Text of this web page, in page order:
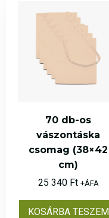
70 db-os
vászontáska
csomag (38×42
cm)
25 340 Ft +ÁFA
KOSÁRBA TESZEM